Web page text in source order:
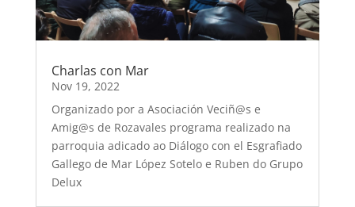
Charlas con Mar
Nov 19, 2022
Organizado por a Asociación Veciñ@s e
Amig@s de Rozavales programa realizado na
parroquia adicado ao Diálogo con el Esgrafiado
Gallego de Mar López Sotelo e Ruben do Grupo
Delux